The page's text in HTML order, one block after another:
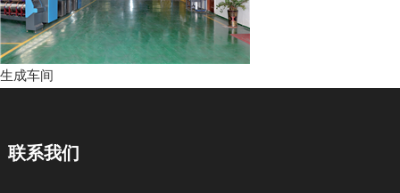
生成车间
联系我们